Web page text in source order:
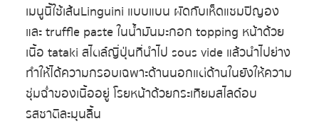
เมนูนี้ใช้เส้นLinguini แบบแบน ผัดกับเห็ดแชมปิญอง
และ truffle paste ในน้ำมันมะกอก topping หน้าด้วย
เนื้อ tataki สไตล์ญี่ปุ่นที่นำไป sous vide แล้วนำไปย่าง
ทำให้ได้ความกรอบเฉพาะด้านนอกแต่ด้านในยังให้ความ
ชุ่มฉ่ำของเนื้ออยู่ โรยหน้าด้วยกระเทียมสไลด์อบ
รสชาติละมุนลิ้น